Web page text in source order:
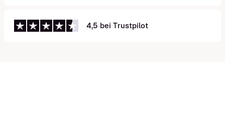
4,5 bei Trustpilot